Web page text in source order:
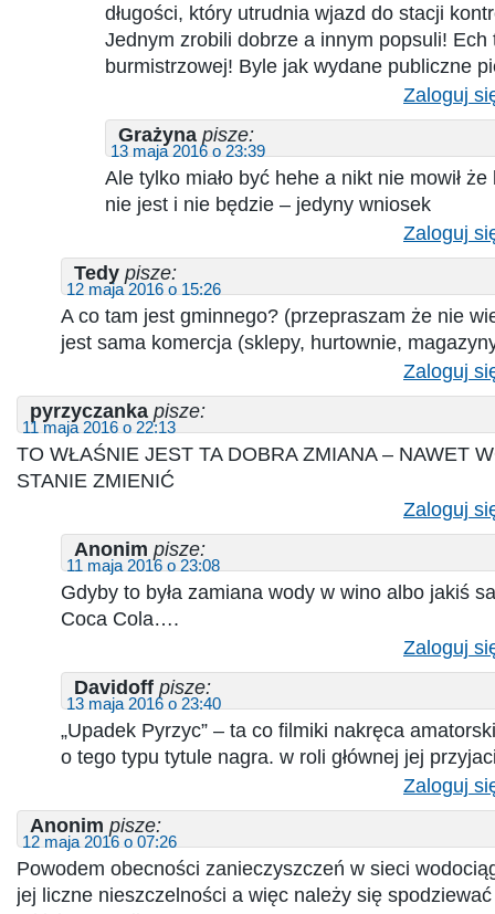
długości, który utrudnia wjazd do stacji
Jednym zrobili dobrze a innym popsuli! Ech
burmistrzowej! Byle jak wydane publiczne
Zaloguj
Grażyna pisze:
13 maja 2016 o 23:39
Ale tylko miało być hehe a nikt nie mowił że
nie jest i nie będzie – jedyny wniosek
Zaloguj
Tedy pisze:
12 maja 2016 o 15:26
A co tam jest gminnego? (przepraszam że nie
jest sama komercja (sklepy, hurtownie,
Zaloguj
pyrzyczanka pisze:
11 maja 2016 o 22:13
TO WŁAŚNIE JEST TA DOBRA ZMIANA – NAWET
STANIE ZMIENIĆ
Zaloguj
Anonim pisze:
11 maja 2016 o 23:08
Gdyby to była zamiana wody w wino albo jakiś
Coca Cola….
Zaloguj
Davidoff pisze:
13 maja 2016 o 23:40
„Upadek Pyrzyc” – ta co filmiki nakręca
o tego typu tytule nagra. w roli głównej jej
Zaloguj
Anonim pisze:
12 maja 2016 o 07:26
Powodem obecności zanieczyszczeń w sieci
jej liczne nieszczelności a więc należy się